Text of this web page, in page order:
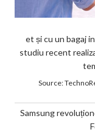
et și cu un bagaj
studiu recent
Source:
Samsung